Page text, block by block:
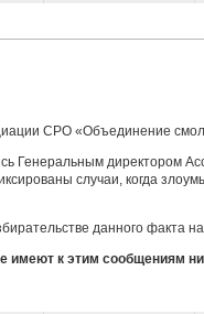
СРО «Объединение
Генеральным директором
случаи, когда
данного факта
к этим сообщениям